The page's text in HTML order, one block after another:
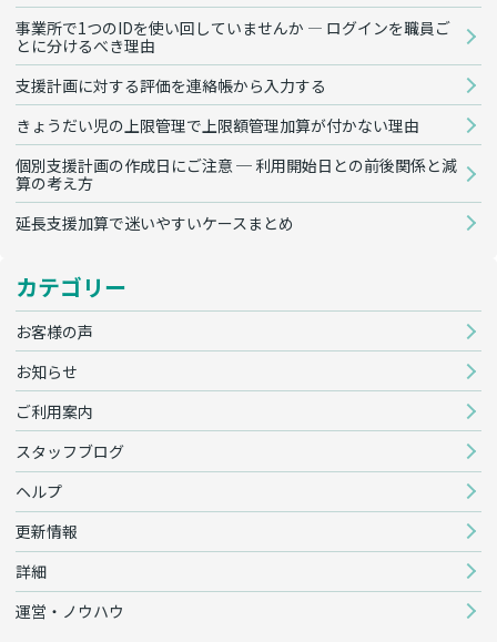
事業所で1つのIDを使い回していませんか — ログインを職員ご
とに分けるべき理由
支援計画に対する評価を連絡帳から入力する
きょうだい児の上限管理で上限額管理加算が付かない理由
個別支援計画の作成日にご注意 ─ 利用開始日との前後関係と減
算の考え方
延長支援加算で迷いやすいケースまとめ
カテゴリー
お客様の声
お知らせ
ご利用案内
スタッフブログ
ヘルプ
更新情報
詳細
運営・ノウハウ